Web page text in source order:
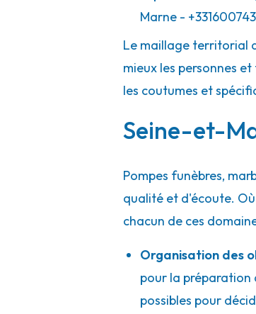
Marne -
Le maillage territorial
mieux les personnes
les coutumes et
Seine-et-
Pompes funèbres,
qualité et d'écoute.
chacun de ces
Organisation des
pour la préparation
possibles pour